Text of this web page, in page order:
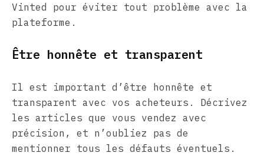
Vinted pour éviter tout problème avec la
plateforme.
Être honnête et transparent
Il est important d’être honnête et
transparent avec vos acheteurs. Décrivez
les articles que vous vendez avec
précision, et n’oubliez pas de
mentionner tous les défauts éventuels.